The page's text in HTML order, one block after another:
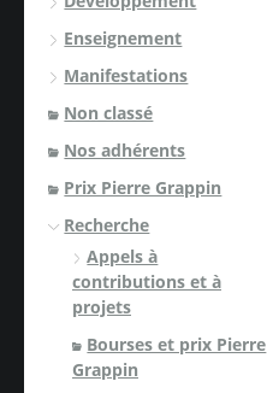
Enseignement
Manifestations
Non classé
Nos adhérents
Prix Pierre Grappin
Recherche
Appels à
contributions et à
projets
Bourses et prix Pierre
Grappin